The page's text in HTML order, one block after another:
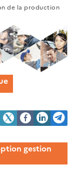
de la production
gestion